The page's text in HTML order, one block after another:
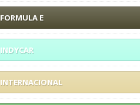
FORMULA E
INDYCAR
INTERNACIONAL